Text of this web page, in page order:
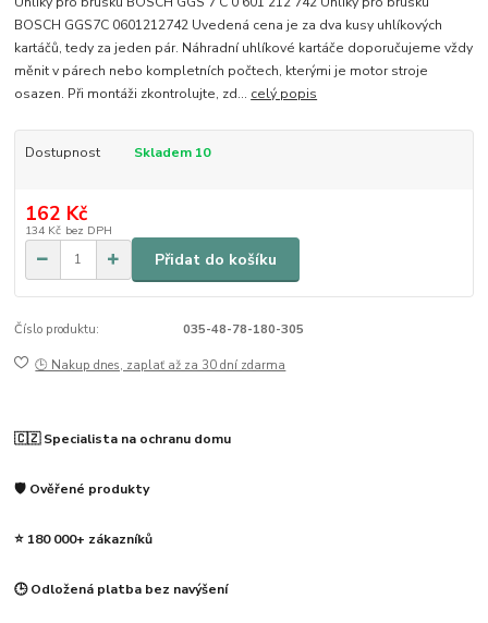
BOSCH GGS7C 0601212742 Uvedená cena je za dva kusy uhlíkových
kartáčů, tedy za jeden pár. Náhradní uhlíkové kartáče doporučujeme vždy
měnit v párech nebo kompletních počtech, kterými je motor stroje
osazen. Při montáži zkontrolujte, zd... celý popis
Dostupnost Skladem 10
162 Kč
134 Kč bez DPH
Přidat do košíku
Číslo produktu: 035-48-78-180-305
🕒 Nakup dnes, zaplať až za 30 dní zdarma
🇨🇿 Specialista na ochranu domu
🛡️ Ověřené produkty
⭐ 180 000+ zákazníků
🕒 Odložená platba bez navýšení